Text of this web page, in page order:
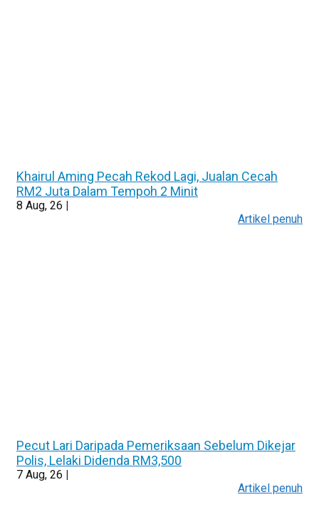
Khairul Aming Pecah Rekod Lagi, Jualan Cecah
RM2 Juta Dalam Tempoh 2 Minit
8 Aug, 26 |
Artikel penuh
Pecut Lari Daripada Pemeriksaan Sebelum Dikejar
Polis, Lelaki Didenda RM3,500
7 Aug, 26 |
Artikel penuh